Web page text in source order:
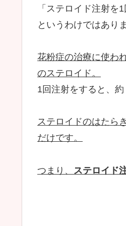
「ステロイド注射を
というわけではあり
花粉症の治療に使わ
のステロイド。
1回注射をすると、約
ステロイドのはたら
だけです。
つまり、 ステロイド